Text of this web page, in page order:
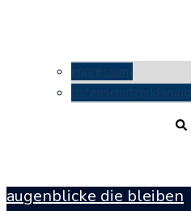
impressum
datenschutzerklärung
augenblicke die bleiben